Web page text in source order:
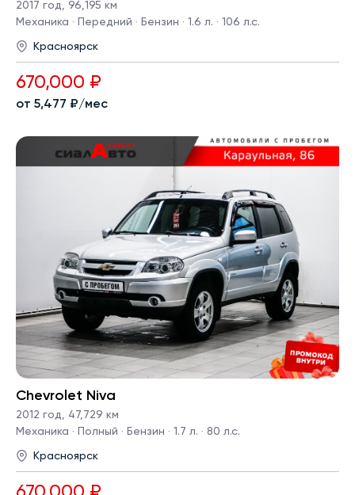
2017 год
96,195 км
Механика · Передний · Бензин · 1.6 л. · 106 л.с.
Красноярск
670,000 ₽
от 5,477 ₽/мес
Chevrolet Niva
2012 год, 47,729 км
Механика · Полный · Бензин · 1.7 л. · 80 л.с.
Красноярск